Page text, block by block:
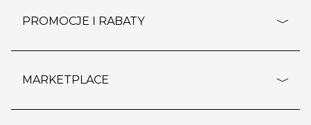
polityka prywatności
kontakt
dostawy i płatność
wypis z subskrypcji
regulamin sklepu
PROMOCJE I RABATY
outlet
MARKETPLACE